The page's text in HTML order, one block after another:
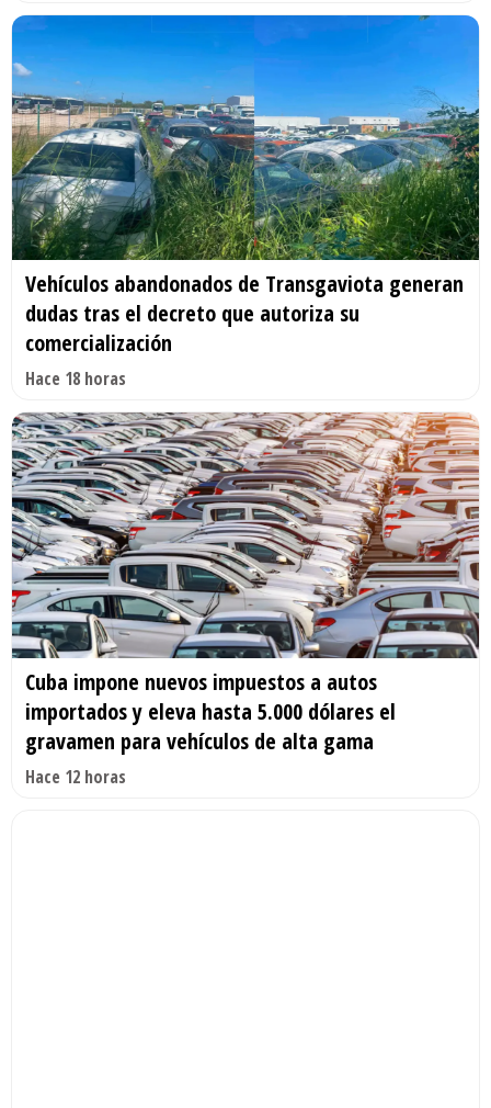
Vehículos abandonados de Transgaviota generan
dudas tras el decreto que autoriza su
comercialización
Hace 18 horas
Cuba impone nuevos impuestos a autos
importados y eleva hasta 5.000 dólares el
gravamen para vehículos de alta gama
Hace 12 horas